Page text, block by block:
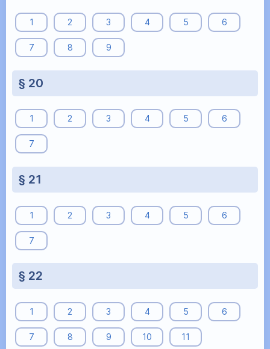
1 2 3 4 5 6
7 8 9
§ 20
1 2 3 4 5 6
7
§ 21
1 2 3 4 5 6
7
§ 22
1 2 3 4 5 6
7 8 9 10 11